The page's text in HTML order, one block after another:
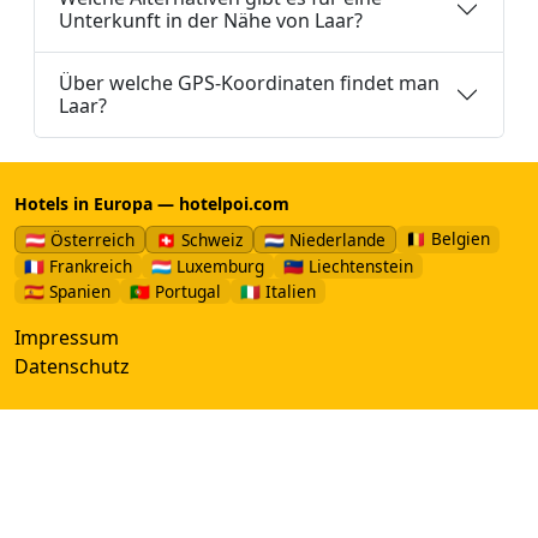
Unterkunft in der Nähe von Laar?
Über welche GPS-Koordinaten findet man
Laar?
Hotels in Europa — hotelpoi.com
🇦🇹 Österreich
🇨🇭 Schweiz 🇳🇱 Niederlande
🇧🇪 Belgien
🇫🇷 Frankreich
🇱🇺 Luxemburg
🇱🇮 Liechtenstein
🇪🇸 Spanien
🇵🇹 Portugal 🇮🇹 Italien
Impressum
Datenschutz